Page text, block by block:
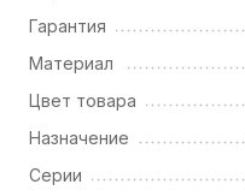
Гарантия
Материал
Цвет товара
Назначение
Серии